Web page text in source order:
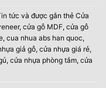
tức và được gắn thẻ Cửa
, cửa gỗ MDF, cửa gỗ
, cua nhua abs han quoc,
giả gỗ, cửa nhựa giá rẻ,
, cửa nhựa phòng tắm, cửa